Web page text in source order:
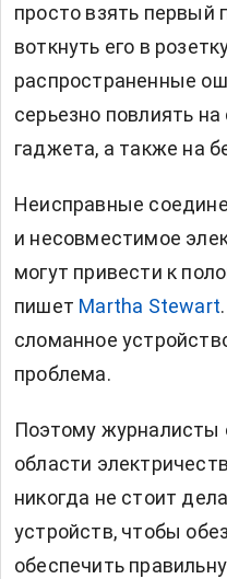
просто взять первый
воткнуть его в
распространенные
серьезно повлиять
гаджета, а также на
Неисправные
и несовместимое
могут привести к
пишет Martha Stewart
сломанное
проблема.
Поэтому журналисты
области
никогда не стоит
устройств, чтобы
обеспечить